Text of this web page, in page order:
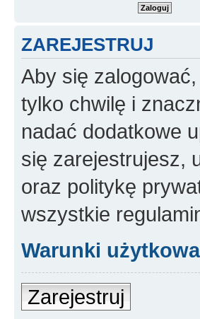
ZAREJESTRUJ
Aby się
tylko chwilę i
nadać dodatkowe
się zarejestrujesz,
oraz politykę
wszystkie
Warunki
Zarejestruj